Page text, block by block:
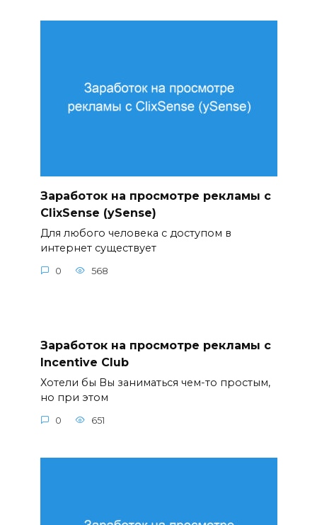
Заработок на просмотре рекламы с
ClixSense (ySense)
Для любого человека с доступом в
интернет существует
0 568
Заработок на просмотре рекламы с
Incentive Club
Хотели бы Вы заниматься чем-то простым,
но при этом
0 651